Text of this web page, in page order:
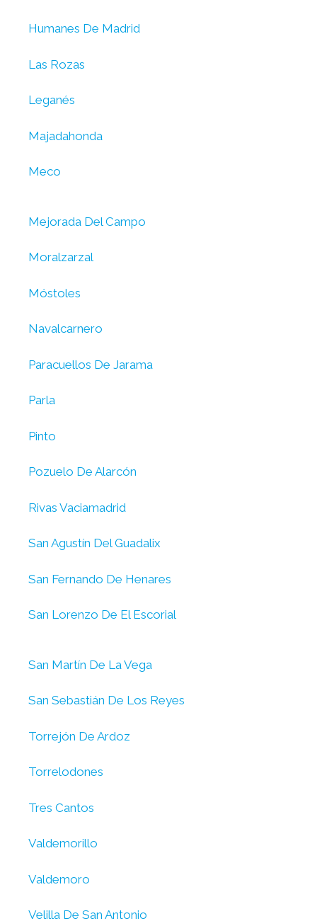
Humanes De Madrid
Las Rozas
Leganés
Majadahonda
Meco
Mejorada Del Campo
Moralzarzal
Móstoles
Navalcarnero
Paracuellos De Jarama
Parla
Pinto
Pozuelo De Alarcón
Rivas Vaciamadrid
San Agustín Del Guadalix
San Fernando De Henares
San Lorenzo De El Escorial
San Martín De La Vega
San Sebastián De Los Reyes
Torrejón De Ardoz
Torrelodones
Tres Cantos
Valdemorillo
Valdemoro
Velilla De San Antonio